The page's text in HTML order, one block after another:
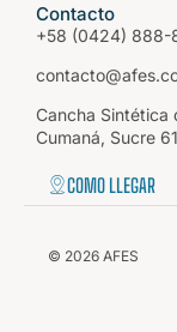
Contacto
+58 (0424) 888-
Cancha Sintética
Cumaná, Sucre
COMO LLEGAR
© 2026AFES